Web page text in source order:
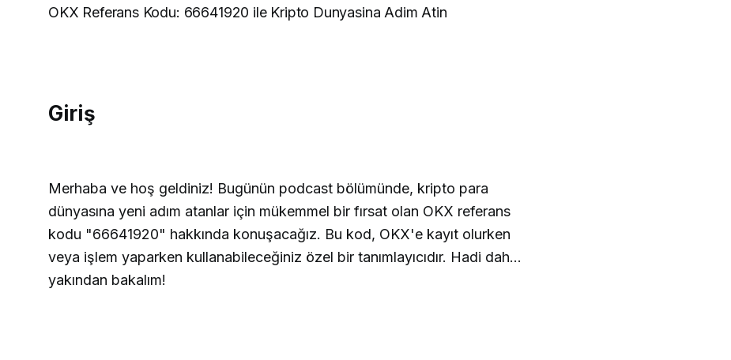
OKX Referans Kodu: 66641920 ile Kripto Dunyasina Adim Atin
Giriş
Merhaba ve hoş geldiniz! Bugünün podcast bölümünde, kripto para
dünyasına yeni adım atanlar için mükemmel bir fırsat olan OKX referans
kodu "66641920" hakkında konuşacağız. Bu kod, OKX'e kayıt olurken
veya işlem yaparken kullanabileceğiniz özel bir tanımlayıcıdır. Hadi daha
yakından bakalım!